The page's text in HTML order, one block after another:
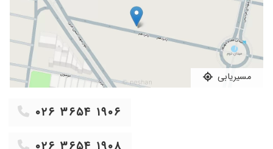
دکتر نیست شفاخانه ست ۱۴۰۳/۰۶/۲۷
چند سالی پزشک خانوادگی من بودن ۱۴۰۳/۱۰/۱۰
مشکل تنفسی حاد و فشار بالا که با یک نسخه خوب
۱۴۰۲/۰۷/۲۱
بسیار دکتر حاذقی هستند ۱۴۰۳/۰۶/۲۴ مسیریابی
۰۲۶ ۳۶۵۴ ۱۹۰۶